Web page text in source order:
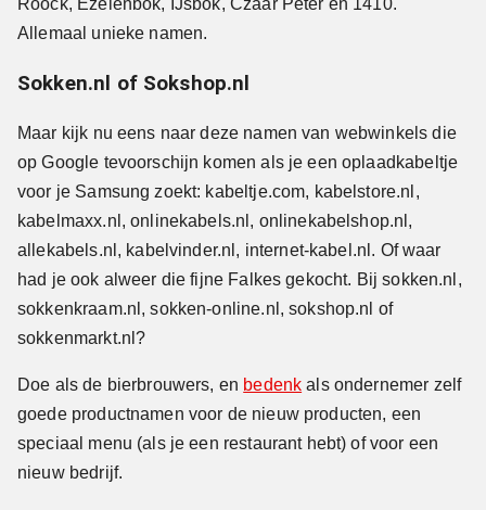
Roock, Ezelenbok, IJsbok, Czaar Peter en 1410.
Allemaal unieke namen.
Sokken.nl of Sokshop.nl
Maar kijk nu eens naar deze namen van webwinkels die
op Google tevoorschijn komen als je een oplaadkabeltje
voor je Samsung zoekt: kabeltje.com, kabelstore.nl,
kabelmaxx.nl, onlinekabels.nl, onlinekabelshop.nl,
allekabels.nl, kabelvinder.nl, internet-kabel.nl. Of waar
had je ook alweer die fijne Falkes gekocht. Bij sokken.nl,
sokkenkraam.nl, sokken-online.nl, sokshop.nl of
sokkenmarkt.nl?
Doe als de bierbrouwers, en bedenk als ondernemer zelf
goede productnamen voor de nieuw producten, een
speciaal menu (als je een restaurant hebt) of voor een
nieuw bedrijf.